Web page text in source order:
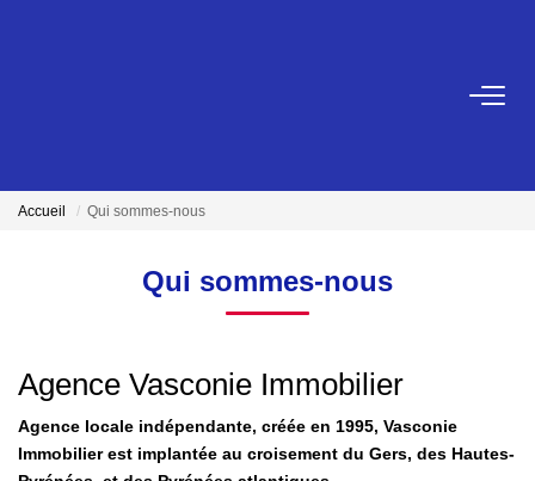
VENDRE
Qui Sommes-Nous
NOS ACTUALITÉS
Accueil Qui sommes-nous
Qui sommes-nous
Agence Vasconie Immobilier
Agence locale indépendante, créée en 1995, Vasconie
Immobilier est implantée au croisement du Gers, des Hautes-